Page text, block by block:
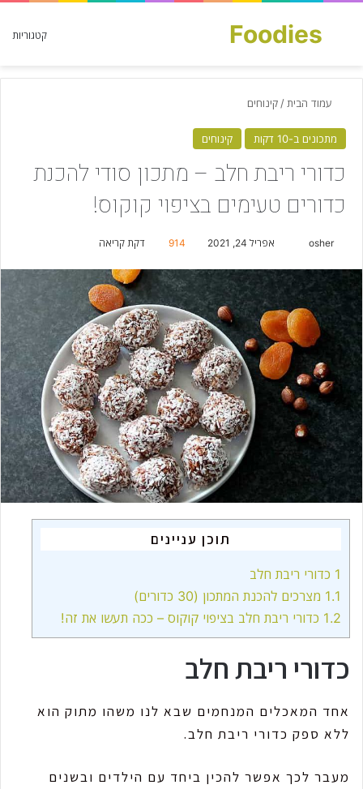
קטגוריות Foodies
חפש עבור
עמוד הבית / קינוחים
מתכונים ב-10 דקות קינוחים
כדורי ריבת חלב – מתכון סודי להכנת
כדורים טעימים בציפוי קוקוס!
osher
n
a
n
e
m
a
i
l
אפריל 24, 2021 914 דקת קריאה
תוכן עניינים
1 כדורי ריבת חלב
1.1 מצרכים להכנת המתכון (30 כדורים)
1.2 כדורי ריבת חלב בציפוי קוקוס – ככה תעשו את זה!
כדורי ריבת חלב
אחד המאכלים המנחמים שבא לנו משהו מתוק הוא
ללא ספק כדורי ריבת חלב.
מעבר לכך אפשר להכין ביחד עם הילדים ובשנים